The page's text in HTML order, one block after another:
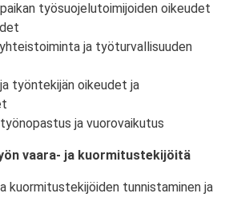
työsuojelutoimijoiden oikeudet
ja työturvallisuuden
työntekijän oikeudet ja
ja vuorovaikutus
vaara- ja kuormitustekijöitä
kuormitustekijöiden tunnistaminen ja